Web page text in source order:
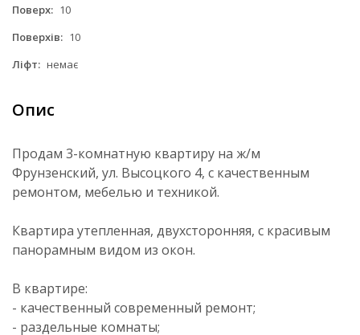
Поверх: 10
Поверхів: 10
Ліфт: немає
Опис
Продам 3-комнатную квартиру на ж/м
Фрунзенский, ул. Высоцкого 4, с качественным
ремонтом, мебелью и техникой.
Квартира утепленная, двухсторонняя, с красивым
панорамным видом из окон.
В квартире:
- качественный современный ремонт;
- раздельные комнаты;